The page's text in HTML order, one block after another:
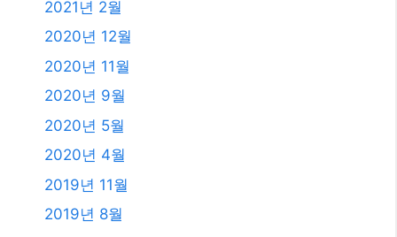
2018년 12월
2018년 8월
2018년 6월
2018년 5월
2018년 2월
2018년 1월
2017년 12월
2017년 11월